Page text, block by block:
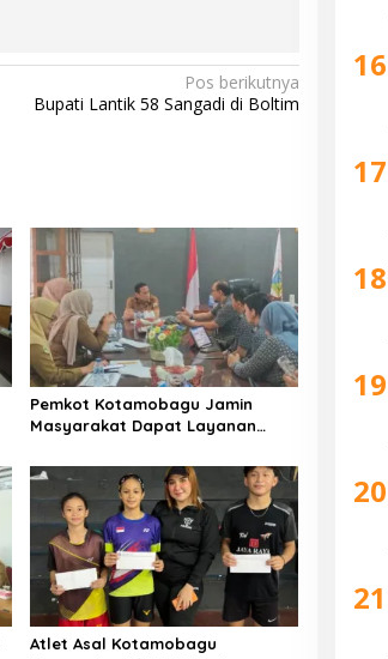
Pos berikutnya
Bupati Lantik 58 Sangadi di Boltim
Pemkot Kotamobagu Jamin
Masyarakat Dapat Layanan
Atlet Asal Kotamobagu
16
17
18
19
20
21